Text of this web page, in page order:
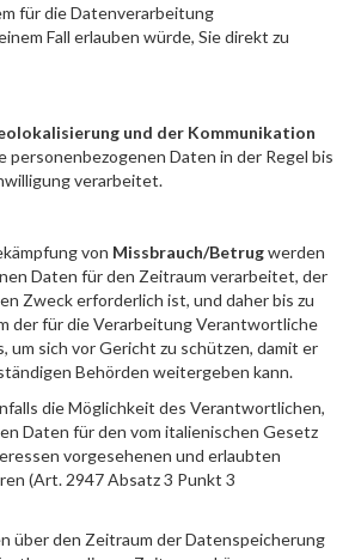
für die Datenverarbeitung
Fall erlauben würde, Sie direkt zu
und der Kommunikation
personenbezogenen Daten in der Regel bis
verarbeitet.
von Missbrauch/Betrugwerden
Daten für den Zeitraum verarbeitet, der
Zweck erforderlich ist, und daher bis zu
der für die Verarbeitung Verantwortliche
um sich vor Gericht zu schützen, damit er
Behörden weitergeben kann.
die Möglichkeit des Verantwortlichen,
Daten für den vom italienischen Gesetz
vorgesehenen und erlaubten
(Art. 2947 Absatz 3 Punkt 3
über den Zeitraum der Datenspeicherung